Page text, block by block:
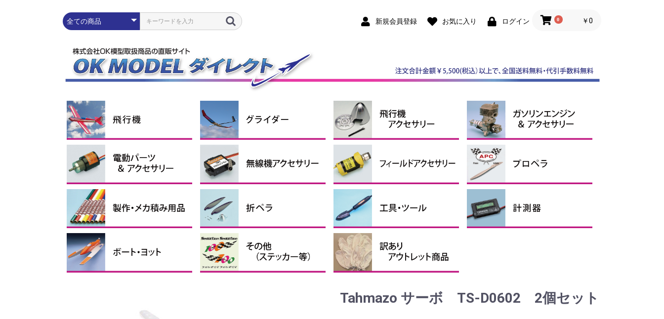
新規会員登録 お気に入り ログイン 0 ￥0
練習機
スポーツ機
スケール機
その他 ラダー機
エルロン機
スケール機
グライダーアクセサリー
コンポジットグライダー
PnP・RTFグライダー スピンナー スケールスピンナー
ABスピンナー
その他スピンナー
電動用アルミスピンナー
エンジン関連用品
引込脚
固定脚＆尾輪
ホイルパンツ
ホイルストッパー
タイヤ
燃料タンク
エンジンマウント
給油関係小物
その他 ガソリンエンジン
マフラー
ガソリンアクセサリー、オイ
ル
配線パーツ
コネクタ・シュリンクチュー
ブ
シリコンコード
充放電器・リポメーター
モーター プロペラアダプター
インナーローターブラシレス
モーター
ブラシモーター・ギアボック
ス
アウターローターブラシレス
モーター
アポロモーター
ブラシレスモータースペアパ
ーツ
電動用モーターマウント
スピードコントローラー
Lipoバッテリー 1セル
2セル
3セル
4セル
電動ダクテッドファン
イーパック サーボ＆関連パーツ サーボギア・サーボホーン
サーボアクセサリー
コネクター（サーボ関連）
延長コード
電圧レギュレーター
受信機アクセサリー プラグヒート用品
スターター
燃料ポンプ APCプロペラ
その他プロペラ
フィルム
リンケージパーツ
テープ、ビス・ナット、スポ
ンジ
接着剤・ケミカル製品 瞬間接着剤・補助剤
その他の接着剤
マイクロバルーン、パテなど
バルサ・ベニヤ
カーボン素材 スピンナーハブセット
折ペラ用ハブ
折ペラ用スピンナー
折ペラ用ブレード
Tahmazo サーボ TS-D0602 2個セット